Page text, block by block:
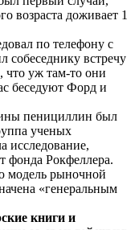
возраста доживает 1
по телефону с
встречу
что уж там-то они
беседуют Форд и
пенициллин был
ученых
исследование,
фонда Рокфеллера.
модель рыночной
«генеральным
книги и